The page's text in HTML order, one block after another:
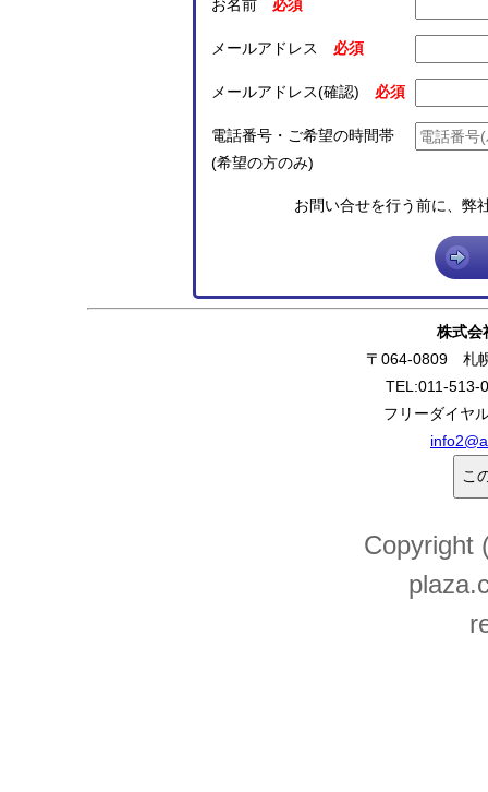
お名前
メールアドレス
メールアドレス(確認)
電話番号・ご希望の時間帯
(希望の方のみ)
お問い合せを行う前に、弊
株式会
〒064-0809 札
TEL:011-
フリーダイヤ
Copyright